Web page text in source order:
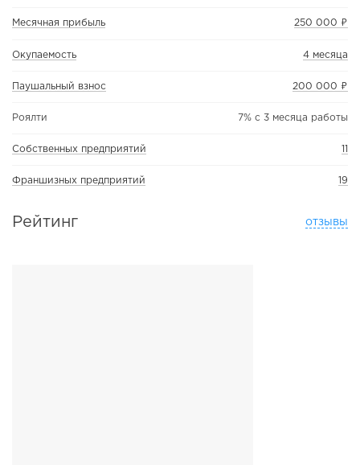
Месячная прибыль 250 000 ₽
Окупаемость 4 месяца
Паушальный взнос 200 000 ₽
Роялти 7% с 3 месяца работы
Собственных предприятий 11
Франшизных предприятий 19
Рейтинг отзывы